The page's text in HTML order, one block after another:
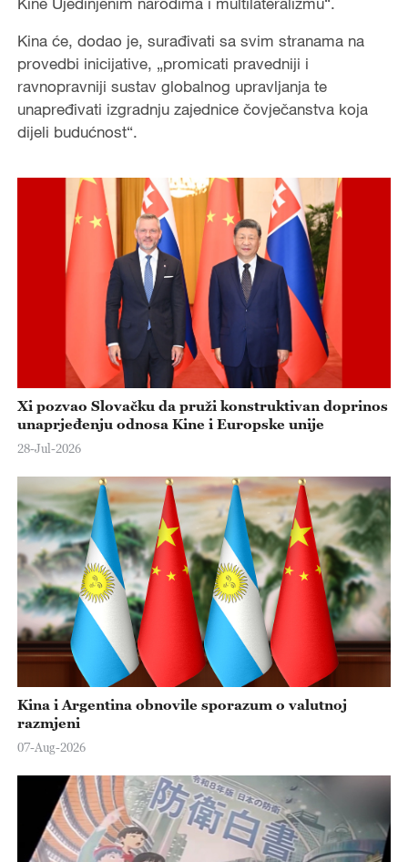
Kina će, dodao je, surađivati sa svim stranama na
provedbi inicijative, „promicati pravedniji i
ravnopravniji sustav globalnog upravljanja te
unapređivati izgradnju zajednice čovječanstva koja
dijeli budućnost“.
Xi pozvao Slovačku da pruži konstruktivan doprinos
unaprjeđenju odnosa Kine i Europske unije
28-Jul-2026
Kina i Argentina obnovile sporazum o valutnoj
razmjeni
07-Aug-2026